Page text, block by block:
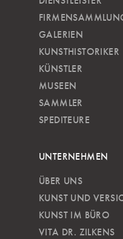
GALERIEN
KUNSTHISTORIKER
KÜNSTLER
MUSEEN
SAMMLER
SPEDITEURE
UNTERNEHMEN
ÜBER UNS
KUNST UND
KUNST IM BÜRO
VITA DR. ZILKENS